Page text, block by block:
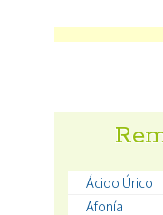
Ácido Úrico
Afonía